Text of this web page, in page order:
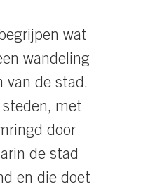
wat
wandeling
van de stad.
met
door
de stad
en die doet